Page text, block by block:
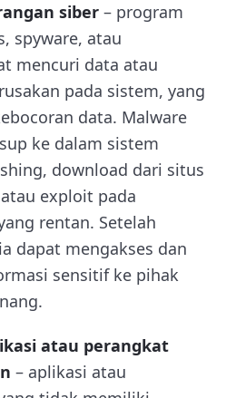
siber – program
spyware, atau
mencuri data atau
pada sistem, yang
data. Malware
ke dalam sistem
download dari situs
exploit pada
rentan. Setelah
dapat mengakses dan
sensitif ke pihak
atau perangkat
– aplikasi atau